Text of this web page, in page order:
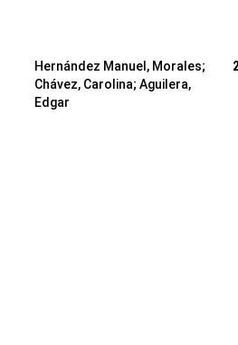
Hernández Manuel, Morales;
Chávez, Carolina; Aguilera,
Edgar